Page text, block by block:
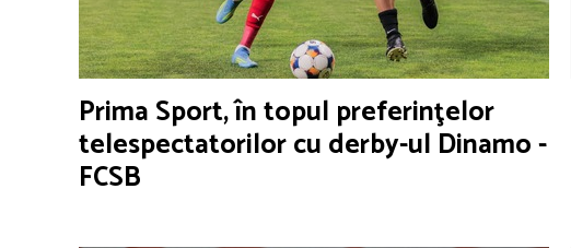
Prima Sport, în topul preferinţelor
telespectatorilor cu derby-ul Dinamo -
FCSB